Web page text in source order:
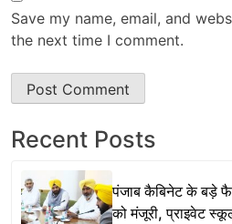
Save my name, email, and
the next time I comment.
Recent Posts
पंजाब कैबिनेट के बड़े
को मंजूरी, प्राइवेट